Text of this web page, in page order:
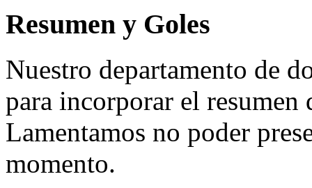
Resumen y Goles
Nuestro departamento de
para incorporar el
Lamentamos no poder
momento.